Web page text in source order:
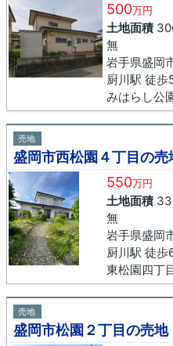
500万円
土地面積
無
岩手県盛岡
厨川駅 徒歩
みはらし公
売地
盛岡市西松園４丁目の売
550万円
土地面積
無
岩手県盛岡
厨川駅 徒歩
東松園四丁
売地
盛岡市松園２丁目の売地